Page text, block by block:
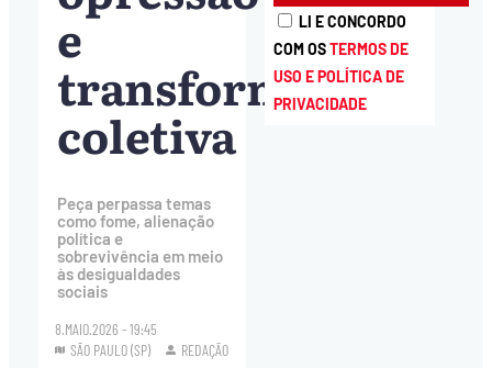
e
transformação
coletiva
Peça perpassa temas
como fome, alienação
política e
sobrevivência em meio
às desigualdades
sociais
8.MAIO.2026 - 19:45
SÃO PAULO (SP)
REDAÇÃO
LI E CONCORDO
COM OSTERMOS DE
USO E POLÍTICA DE
PRIVACIDADE